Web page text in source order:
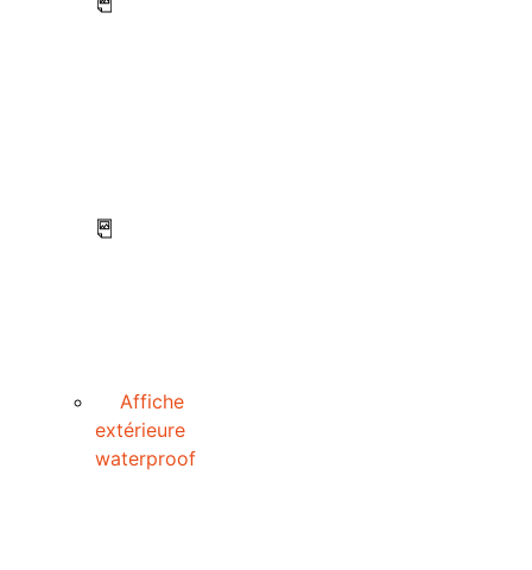
Affiche
extérieure
waterproof